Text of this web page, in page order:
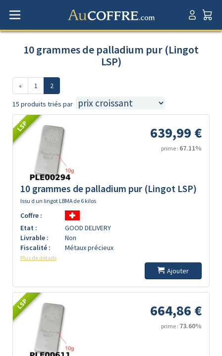
10 grammes de palladium pur (Lingot
LSP)
« 1 2
15 produits triés par
LSP 639,99 €
prime : 67.11%
10 grammes de palladium pur (Lingot LSP)
Issu d un lingot LBMA de 6 kilos
Coffre :
Etat :
GOOD DELIVERY
Livrable :
Non
Fiscalité :
Métaux précieux
Plus de détails
Ajouter
LSP 664,86 €
prime : 73.60%